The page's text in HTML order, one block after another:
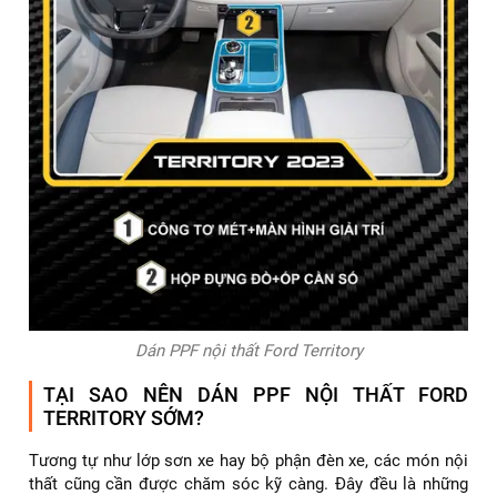
Dán PPF nội thất Ford Territory
TẠI SAO NÊN DÁN PPF NỘI THẤT FORD
TERRITORY SỚM?
Tương tự như lớp sơn xe hay bộ phận đèn xe, các món nội
thất cũng cần được chăm sóc kỹ càng. Đây đều là những